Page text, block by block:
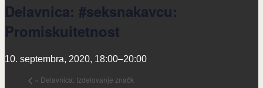
Delavnica: #seksnakavcu:
Promiskuitetnost
10. septembra, 2020, 18:00–20:00
« Delavnica: Izdelovanje značk